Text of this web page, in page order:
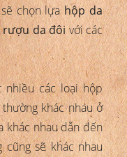
sẽ chọn lựahộp da
rượu da đôivới các
nhiều các loại hộp
khác nhau ở
khác nhau dẫn đến
sẽ khác nhau